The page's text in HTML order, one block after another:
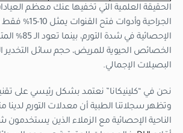
الحقيقة العلمية التي تخفيها عنك معظم
الجراحية وأدوات فتح
الإحصائية في شدة
الخصائص الحيوية للمريض، حجم سائل التخدير
البصيلات الإجمالي.
نحن في “كلينيكانا” نعتمد بشكل رئيسي على
وتظهر سجلاتنا الطبية أن معدلات التورم لدينا
الناحية الإحصائية مع الزملاء الذين يستخدمون